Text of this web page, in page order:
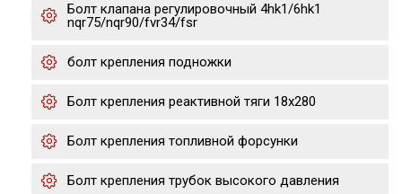
Болт клапана регулировочный 4hk1/6hk1
nqr75/nqr90/fvr34/fsr
болт крепления подножки
Болт крепления реактивной тяги 18x280
Болт крепления топливной форсунки
Болт крепления трубок высокого давления